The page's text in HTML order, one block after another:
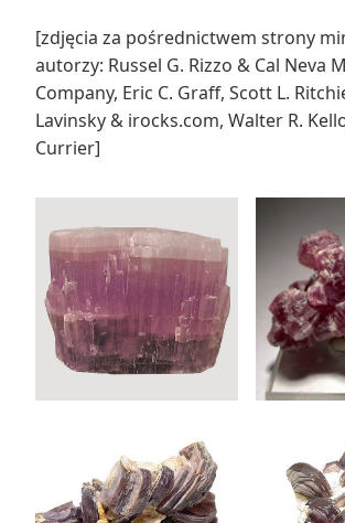
[zdjęcia za pośrednictwem strony
autorzy: Russel G. Rizzo & Cal Neva
Company, Eric C. Graff, Scott L.
Lavinsky & irocks.com, Walter R.
Currier]